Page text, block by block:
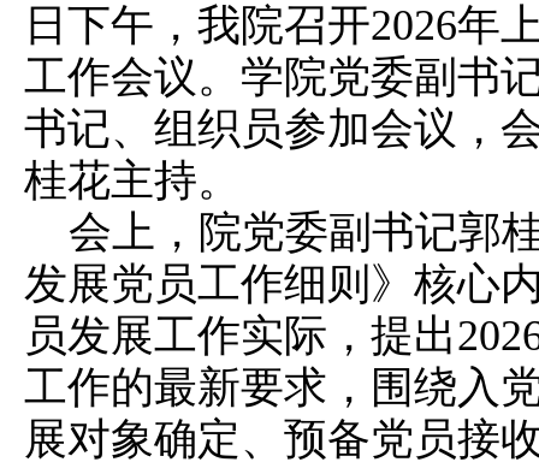
日下午，我院召开2026年
工作会议。学院党委副书
书记、组织员参加会议，
桂花主持。
会上，院党委副书记郭
发展党员工作细则》核心
员发展工作实际，提出
工作的最新要求，围绕入
展对象确定、预备党员接